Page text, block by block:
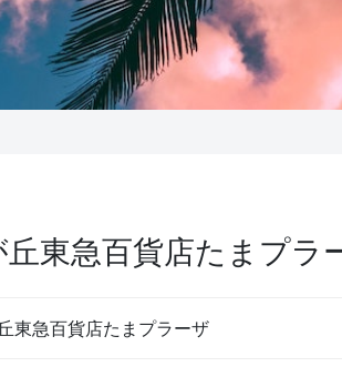
東急百貨店たまプラ
東急百貨店たまプラーザ